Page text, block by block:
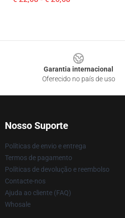
Garantia internacional
Oferecido no país de uso
Nosso Suporte
Políticas de envio e entrega
Termos de pagamento
Políticas de devolução e reembolso
Contacte-nos
Ajuda ao cliente (FAQ)
Whosale